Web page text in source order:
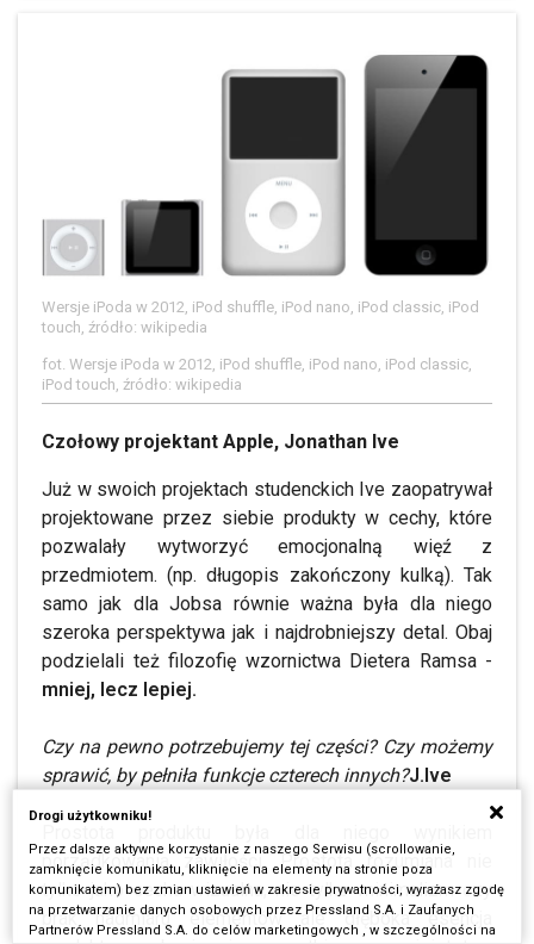
Wersje iPoda w 2012, iPod shuffle, iPod nano, iPod classic, iPod
touch, źródło: wikipedia
fot. Wersje iPoda w 2012, iPod shuffle, iPod nano, iPod classic,
iPod touch, źródło: wikipedia
Czołowy projektant Apple, Jonathan Ive
Już w swoich projektach studenckich Ive zaopatrywał
projektowane przez siebie produkty w cechy, które
pozwalały wytworzyć emocjonalną więź z
przedmiotem. (np. długopis zakończony kulką). Tak
samo jak dla Jobsa równie ważna była dla niego
szeroka perspektywa jak i najdrobniejszy detal. Obaj
podzielali też filozofię wzornictwa Dietera Ramsa -
mniej, lecz lepiej.
Czy na pewno potrzebujemy tej części? Czy możemy
sprawić, by pełniła funkcje czterech innych?J.Ive
porządkowania zawiłości. Prostota rozumiana nie
tylko jako cecha wizualna, nie tylko minimalizm czy
brak nadmiaru elementów ale głęboka esencja
Drogi użytkowniku!
Przez dalsze aktywne korzystanie z naszego Serwisu (scrollowanie,
zamknięcie komunikatu, kliknięcie na elementy na stronie poza
komunikatem) bez zmian ustawień w zakresie prywatności, wyrażasz zgodę
na przetwarzanie danych osobowych przez Pressland S.A. i Zaufanych
Partnerów Pressland S.A. do celów marketingowych , w szczególności na